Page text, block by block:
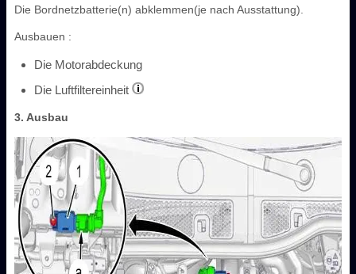
Die Bordnetzbatterie(n) abklemmen(je nach Ausstattung).
Ausbauen :
Die Motorabdeckung
Die Luftfiltereinheit
3. Ausbau